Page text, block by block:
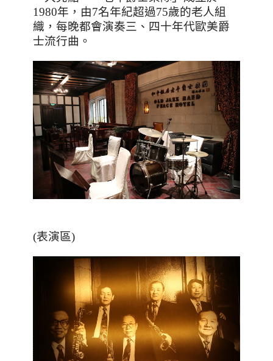
1980年，由7名年紀超過75歲的老人組
織，每晚都會演奏三、四十年代歐美爵
士流行曲。
(表演區)